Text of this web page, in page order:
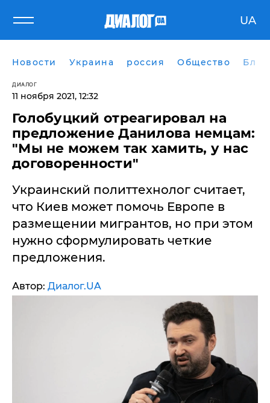
UA
Новости Украина россия Общество
ДИАЛОГ
11 ноября 2021, 12:32
Голобуцкий отреагировал на
предложение Данилова немцам:
"Мы не можем так хамить, у нас
договоренности"
Украинский политтехнолог считает,
что Киев может помочь Европе в
размещении мигрантов, но при этом
нужно сформулировать четкие
предложения.
Автор: Диалог.UA